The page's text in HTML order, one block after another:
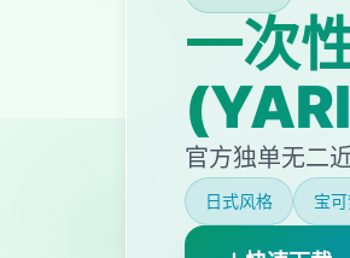
一次
官方独单无二
日式风格 宝